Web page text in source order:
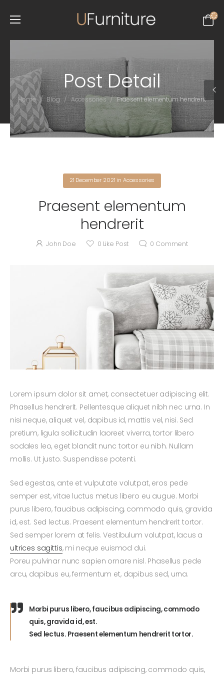
Post Detail
Home / Blog / Accessories / Praesent elementum hendrerit
21 December 2021 in Accessories
Praesent elementum
hendrerit
John Doe 0 Like Post 0 Comment
Lorem ipsum dolor sit amet, consectetuer adipiscing elit.
Phasellus hendrerit. Pellentesque aliquet nibh nec urna. In
nisi neque, aliquet vel, dapibus id, mattis vel, nisi. Sed
pretium, ligula sollicitudin laoreet viverra, tortor libero
sodales leo, eget blandit nunc tortor eu nibh. Nullam
mollis. Ut justo. Suspendisse potenti.
Sed egestas, ante et vulputate volutpat, eros pede
semper est, vitae luctus metus libero eu augue. Morbi
purus libero, faucibus adipiscing, commodo quis, gravida
id, est. Sed lectus. Praesent elementum hendrerit tortor.
Sed semper lorem at felis. Vestibulum volutpat, lacus a
ultrices sagittis, mi neque euismod dui.
Poreu pulvinar nunc sapien ornare nisl. Phasellus pede
arcu, dapibus eu, fermentum et, dapibus sed, urna.
Morbi purus libero, faucibus adipiscing, commodo
quis, gravida id, est.
Sed lectus. Praesent elementum hendrerit tortor.
Morbi purus libero, faucibus adipiscing, commodo quis,